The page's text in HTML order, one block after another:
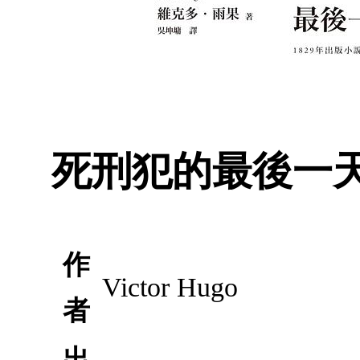
死刑犯的最後一
作
者
Victor Hugo